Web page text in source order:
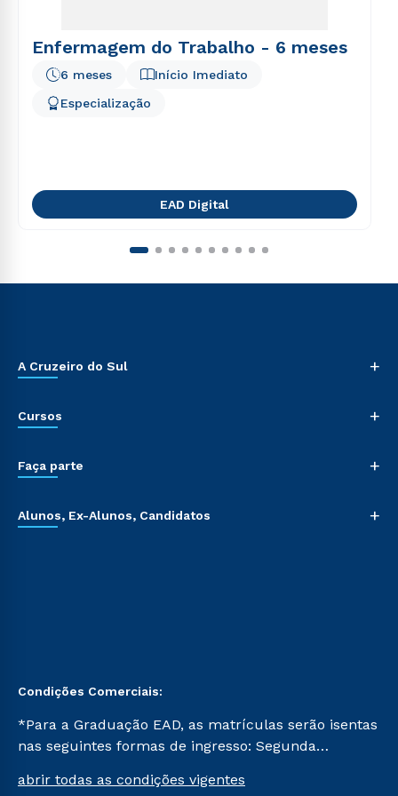
Enfermagem do Trabalho - 6 meses
Início Imediato
6 meses
Especialização
EAD Digital
A Cruzeiro do Sul +
Cursos +
Faça parte +
Alunos, Ex-Alunos, Candidatos +
Condições Comerciais:
*Para a Graduação EAD, as matrículas serão isentas
nas seguintes formas de ingresso: Segunda
Já para as demais, a taxa de matrícula será de R$
abrir todas as condições vigentes